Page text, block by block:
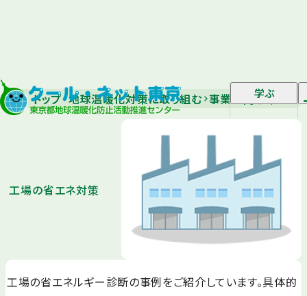
学ぶ
トップ 地球温暖化対策に取り組む 事業者向け｜省エ
工場の省エネ対策
工場の省エネルギー診断の事例をご紹介しています。具体的